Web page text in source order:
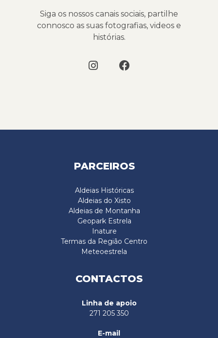
Siga os nossos canais sociais, partilhe
connosco as suas fotografias, videos e
histórias.
PARCEIROS
Aldeias Históricas
Aldeias do Xisto
Aldeias de Montanha
Geopark Estrela
Inature
Termas da Região Centro
Meteoestrela
CONTACTOS
Linha de apoio
271 205 350
E-mail